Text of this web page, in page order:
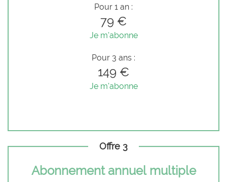
Pour 1 an :
79 €
Je m'abonne
Pour 3 ans :
149 €
Je m'abonne
Offre 3
Abonnement annuel multiple